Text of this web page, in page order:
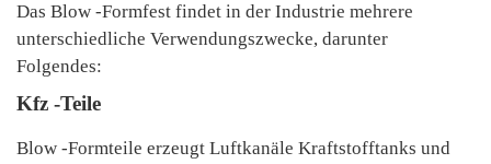
Das Blow -Formfest findet in der Industrie mehrere
unterschiedliche Verwendungszwecke, darunter
Folgendes:
Kfz -Teile
Blow -Formteile erzeugt Luftkanäle Kraftstofftanks und